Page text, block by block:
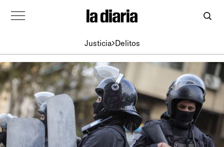
Justicia Delitos